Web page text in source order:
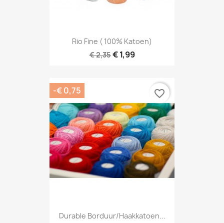
Rio Fine ( 100% Katoen)
€ 2,35€ 1,99
Durable Borduur/haakkatoen...
-€ 0,75 favorite_border